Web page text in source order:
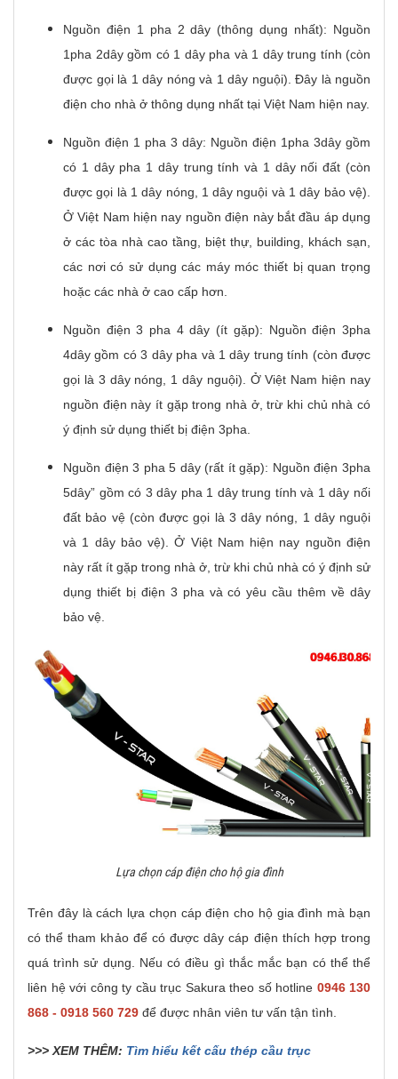
Nguồn điện 1 pha 2 dây (thông dụng nhất): Nguồn
1pha 2dây gồm có 1 dây pha và 1 dây trung tính (còn
được gọi là 1 dây nóng và 1 dây nguội). Đây là nguồn
điện cho nhà ở thông dụng nhất tại Việt Nam hiện nay.
Nguồn điện 1 pha 3 dây: Nguồn điện 1pha 3dây gồm
có 1 dây pha 1 dây trung tính và 1 dây nối đất (còn
được gọi là 1 dây nóng, 1 dây nguội và 1 dây bảo vệ).
Ở Việt Nam hiện nay nguồn điện này bắt đầu áp dụng
ở các tòa nhà cao tầng, biệt thự, building, khách sạn,
các nơi có sử dụng các máy móc thiết bị quan trọng
hoặc các nhà ở cao cấp hơn.
Nguồn điện 3 pha 4 dây (ít gặp): Nguồn điện 3pha
4dây gồm có 3 dây pha và 1 dây trung tính (còn được
gọi là 3 dây nóng, 1 dây nguội). Ở Việt Nam hiện nay
nguồn điện này ít gặp trong nhà ở, trừ khi chủ nhà có
ý định sử dụng thiết bị điện 3pha.
Nguồn điện 3 pha 5 dây (rất ít gặp): Nguồn điện 3pha
5dây” gồm có 3 dây pha 1 dây trung tính và 1 dây nối
đất bảo vệ (còn được gọi là 3 dây nóng, 1 dây nguội
và 1 dây bảo vệ). Ở Việt Nam hiện nay nguồn điện
này rất ít gặp trong nhà ở, trừ khi chủ nhà có ý định sử
dụng thiết bị điện 3 pha và có yêu cầu thêm về dây
bảo vệ.
Lựa chọn cáp điện cho hộ gia đình
Trên đây là cách lựa chọn cáp điện cho hộ gia đình mà bạn
có thể tham khảo để có được dây cáp điện thích hợp trong
quá trình sử dụng. Nếu có điều gì thắc mắc bạn có thể thể
liên hệ với công ty cầu trục Sakura theo số hotline 0946 130
868 - 0918 560 729 để được nhân viên tư vấn tận tình.
>>> XEM THÊM: Tìm hiểu kết cấu thép cầu trục